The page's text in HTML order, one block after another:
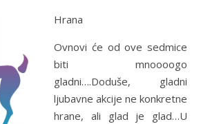
Hrana
Ovnovi će od ove sedmice
biti mnoooogo
gladni….Doduše, gladni
ljubavne akcije ne konkretne
hrane, ali glad je glad…U